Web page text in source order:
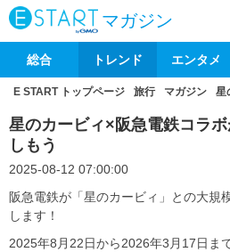
マガジン
総合 トレンド エンタメ
E START トップページ 旅行 マガジン 星
星のカービィ×阪急電鉄コラ
しもう
2025-08-12 07:00:00
阪急電鉄が「星のカービィ」との大規
します！
2025年8月22日から2026年3月17日ま